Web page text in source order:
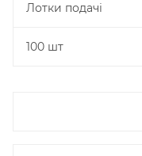
Лотки подачі
100 шт